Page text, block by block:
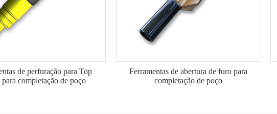
de perfuração para Top
completação de poço
Ferramentas de abertura de furo para
completação de poço